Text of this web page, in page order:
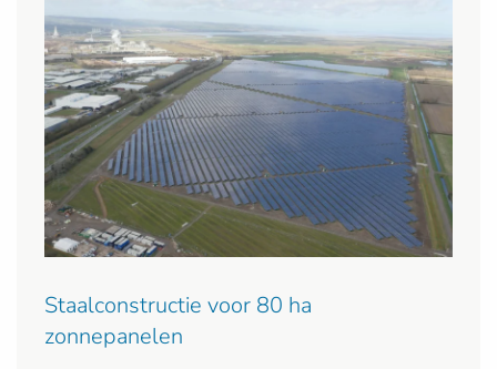
Staalconstructie voor 80 ha
zonnepanelen